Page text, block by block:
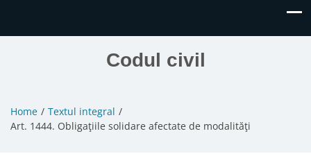
Codul civil
Home
Textul integral
Art. 1444. Obligaţiile solidare afectate de modalităţi